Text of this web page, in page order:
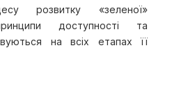
розвитку «зеленої»
доступності та
на всіх етапах її